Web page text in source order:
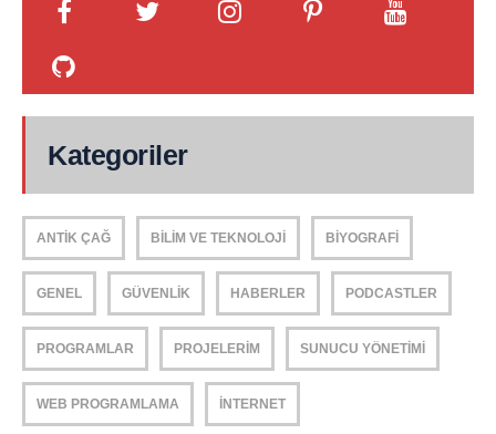
Kategoriler
ANTIK ÇAĞ BILIM VE TEKNOLOJI BIYOGRAFI
GENEL GÜVENLIK HABERLER PODCASTLER
PROGRAMLAR PROJELERIM SUNUCU YÖNETIMI
WEB PROGRAMLAMA İNTERNET